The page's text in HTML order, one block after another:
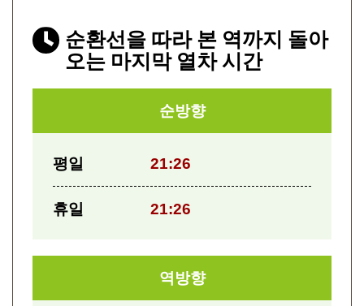
순환선을 따라 본 역까지 돌아
오는 마지막 열차 시간
순방향
평일 21:26
휴일 21:26
역방향